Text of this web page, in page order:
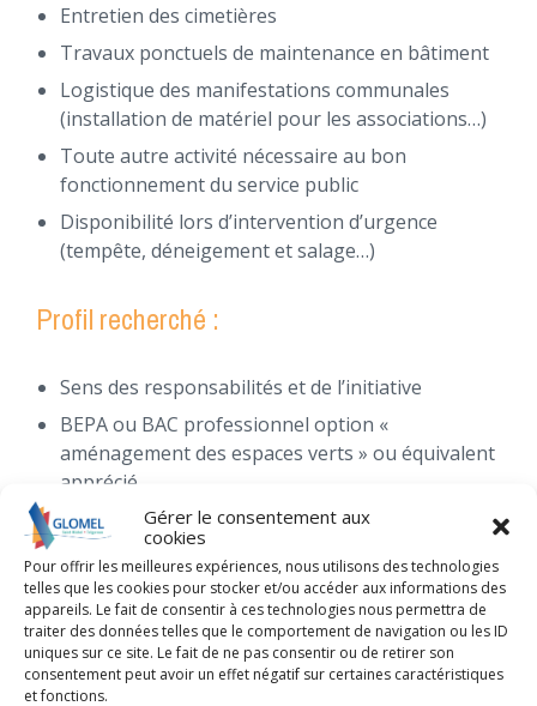
Gérer le consentement aux
cookies
Pour offrir les meilleures expériences, nous utilisons des technologies
telles que les cookies pour stocker et/ou accéder aux informations des
appareils. Le fait de consentir à ces technologies nous permettra de
traiter des données telles que le comportement de navigation ou les ID
uniques sur ce site. Le fait de ne pas consentir ou de retirer son
consentement peut avoir un effet négatif sur certaines caractéristiques
et fonctions.
Entretien des cimetières
Travaux ponctuels de maintenance en bâtiment
Logistique des manifestations communales
(installation de matériel pour les associations…)
Toute autre activité nécessaire au bon
fonctionnement du service public
Disponibilité lors d’intervention d’urgence
(tempête, déneigement et salage…)
Profil recherché :
Sens des responsabilités et de l’initiative
BEPA ou BAC professionnel option «
aménagement des espaces verts » ou équivalent
apprécié
Expérience en entretien des espaces verts ou sur
poste similaire
Permis B obligatoire
Permis EB souhaité
Connaissance des règles de sécurité au travail
(signalisation, EPI…)